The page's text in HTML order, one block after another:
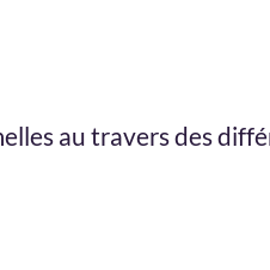
au travers des